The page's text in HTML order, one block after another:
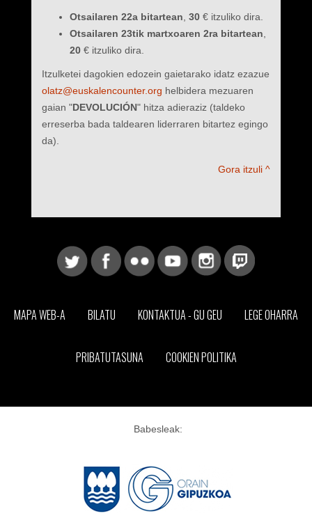
Otsailaren 22a bitartean 30€ itzuliko dira.
Otsailaren 23tik martxoaren 2ra bitartean
20 € itzuliko dira.
Itzulketei dagokien edozein gaietarako idatz ezazue
olatz@euskalencounter.org helbidera mezuaren
gaian "DEVOLUCIÓN" hitza adieraziz (taldeko
erreserba bada taldearen liderraren bitartez egingo
da).
Gora itzuli ^
MAPA WEB-A BILATU KONTAKTUA - GU GEU LEGE OHARRA
PRIBATUTASUNA COOKIEN POLITIKA
Babesleak: